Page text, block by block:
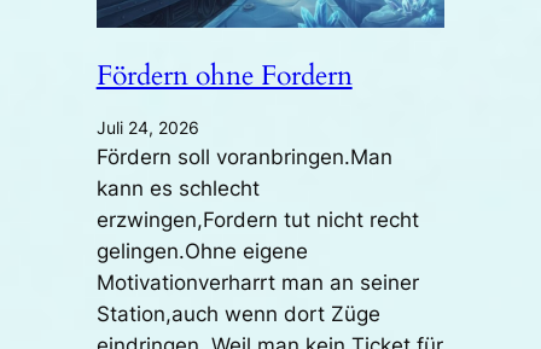
Fördern ohne Fordern
Juli 24, 2026
Fördern soll voranbringen.Man
kann es schlecht
erzwingen,Fordern tut nicht recht
gelingen.Ohne eigene
Motivationverharrt man an seiner
Station,auch wenn dort Züge